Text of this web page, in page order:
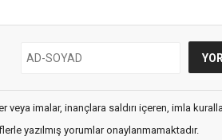
imalar, inançlara saldırı içeren, imla
yazılmış yorumlar onaylanmamaktadır.